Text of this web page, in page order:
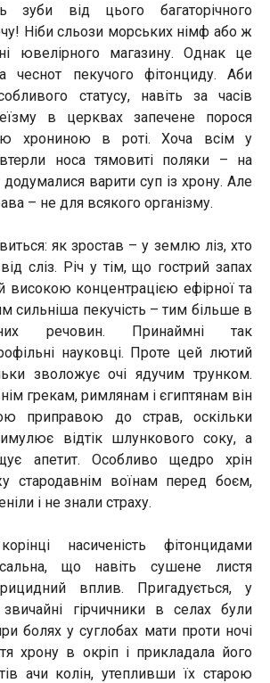
зуби від цього багаторічного
Ніби сльози морських німф або ж
ювелірного магазину. Однак це
чеснот пекучого фітонциду. Аби
статусу, навіть за часів
в церквах запечене порося
хрониною в роті. Хоча всім у
втерли носа тямовиті поляки – на
варити суп із хрону. Але
– не для всякого організму.
як зростав – у землю ліз, хто
сліз. Річ у тім, що гострий запах
високою концентрацією ефірної та
сильніша пекучість – тим більше в
речовин. Принаймні так
науковці. Проте цей лютий
зволожує очі ядучим трунком.
грекам, римлянам і єгиптянам він
приправою до страв, оскільки
відтік шлункового соку, а
апетит. Особливо щедро хрін
стародавнім воїнам перед боєм,
і не знали страху.
насиченість фітонцидами
що навіть сушене листя
вплив. Пригадується, у
звичайні гірчичники в селах були
болях у суглобах мати проти ночі
хрону в окріп і прикладала його
ачи колін, утепливши їх старою